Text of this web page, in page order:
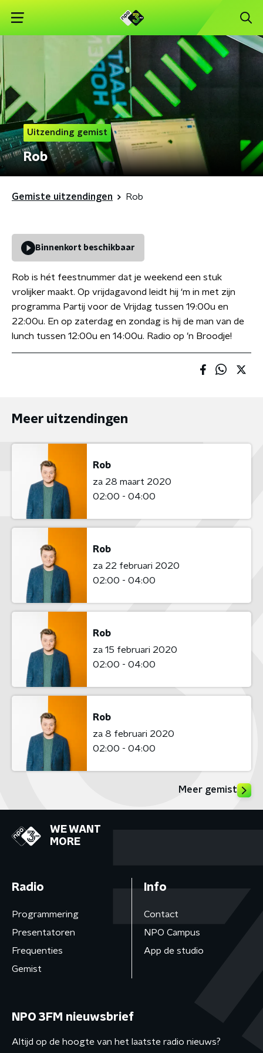
Uitzending gemist
Rob
Gemiste uitzendingen Rob
Binnenkort beschikbaar
Rob is hét feestnummer dat je weekend een stuk
vrolijker maakt. Op vrijdagavond leidt hij ‘m in met zijn
programma Partij voor de Vrijdag tussen 19:00u en
22:00u. En op zaterdag en zondag is hij de man van de
lunch tussen 12:00u en 14:00u. Radio op ’n Broodje!
Meer uitzendingen
Rob
za 28 maart 2020
02:00 - 04:00
Rob
za 22 februari 2020
02:00 - 04:00
Rob
za 15 februari 2020
02:00 - 04:00
Rob
za 8 februari 2020
02:00 - 04:00
Meer gemist
WE WANT
MORE
Radio
Programmering
Presentatoren
Frequenties
Gemist
Info
Contact
NPO Campus
App de studio
NPO 3FM nieuwsbrief
Altijd op de hoogte van het laatste radio nieuws?